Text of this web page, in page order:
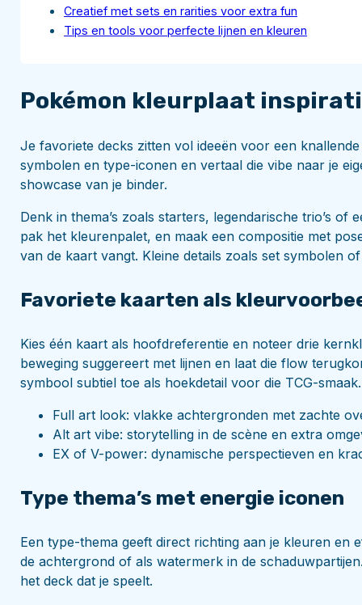
Creatief met sets en rarities voor extra fun
Tips en tools voor perfecte lijnen en kleuren
Pokémon kleurplaat
Je favoriete decks zitten vol ideeën voor een
symbolen en type-iconen en vertaal die vibe naar je
showcase van je binder.
Denk in thema’s zoals starters, legendarische trio’s
pak het kleurenpalet, en maak een compositie met
van de kaart vangt. Kleine details zoals set symbolen
Favoriete kaarten als
Kies één kaart als hoofdreferentie en noteer drie
beweging suggereert met lijnen en laat die flow
symbool subtiel toe als hoekdetail voor die TCG-smaak.
Full art look: vlakke achtergronden met zachte
Alt art vibe: storytelling in de scène en extra
EX of V-power: dynamische perspectieven en
Type thema’s met energie iconen
Een type-thema geeft direct richting aan je kleuren en
de achtergrond of als watermerk in de
het deck dat je speelt.